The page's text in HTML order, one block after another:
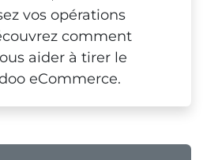
vos opérations
comment
aider à tirer le
eCommerce.